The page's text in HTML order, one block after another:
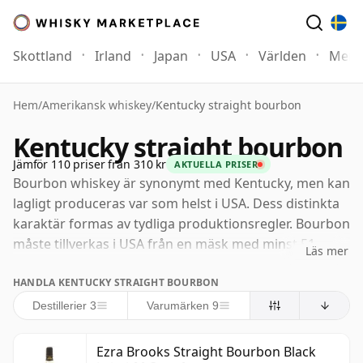
Skottland Irland Japan USA Världen Mer
Hem/Amerikansk whiskey/Kentucky straight bourbon
Kentucky straight bourbon
Jämför 110 priser från 310 kr AKTUELLA PRISER
Bourbon whiskey är synonymt med Kentucky, men kan
lagligt produceras var som helst i USA. Dess distinkta
karaktär formas av tydliga produktionsregler. Bourbon
måste tillverkas i USA från en mäsk med minst 51
i nya förkolnade ekfat vid högst 125 proof. Till skillnad
från Scotch whisky behöver den inte tillverkas i en
specifik delstat, även om Kentucky förblir dess
historiska och kommersiella hjärta.
Läs mer
HANDLA KENTUCKY STRAIGHT BOURBON
Destillerier 3 Varumärken 9
Ezra Brooks Straight Bourbon Black